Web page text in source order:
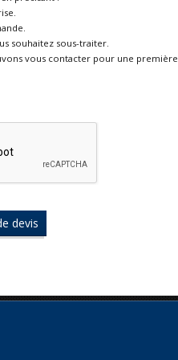
souhaitez sous-traiter.
vous contacter pour une